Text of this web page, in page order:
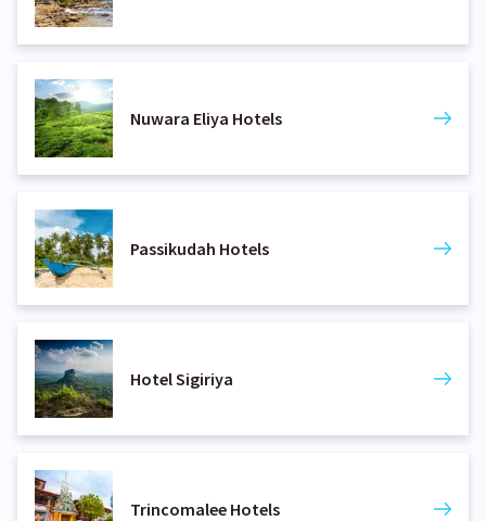
Nuwara Eliya Hotels
Passikudah Hotels
Hotel Sigiriya
Trincomalee Hotels